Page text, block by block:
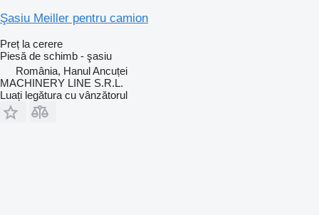
Şasiu Meiller pentru camion
Preț la cerere
Piesă de schimb - şasiu
România, Hanul Ancuței
MACHINERY LINE S.R.L.
Luați legătura cu vânzătorul